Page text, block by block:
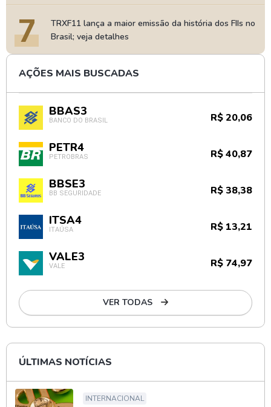
7
TRXF11 lança a maior emissão da história dos FIIs no
Brasil; veja detalhes
AÇÕES MAIS BUSCADAS
BBAS3
BANCO DO BRASIL R$ 20,06
PETR4
PETROBRAS R$ 40,87
BBSE3
BB SEGURIDADE R$ 38,38
ITSA4
ITAÚSA R$ 13,21
VALE3
VALE R$ 74,97
VER TODAS
ÚLTIMAS NOTÍCIAS
INTERNACIONAL